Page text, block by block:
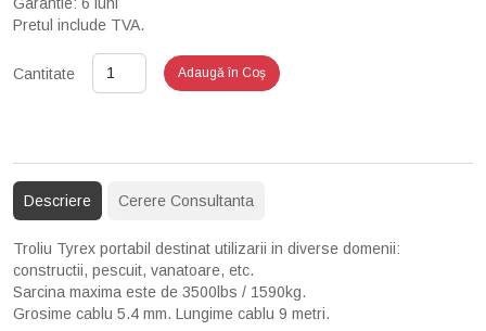
Pretul include TVA.
Cantitate Adaugă în Coş
Descriere Cerere Consultanta
Troliu Tyrex portabil destinat utilizarii in diverse domenii:
constructii, pescuit, vanatoare, etc.
Sarcina maxima este de 3500lbs / 1590kg.
Grosime cablu 5.4 mm. Lungime cablu 9 metri.